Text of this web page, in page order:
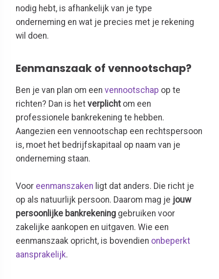
nodig hebt, is afhankelijk van je type
onderneming en wat je precies met je rekening
wil doen.
Eenmanszaak of vennootschap?
Ben je van plan om een vennootschap op te
richten? Dan is het verplicht om een
professionele bankrekening te hebben.
Aangezien een vennootschap een rechtspersoon
is, moet het bedrijfskapitaal op naam van je
onderneming staan.
Voor eenmanszaken ligt dat anders. Die richt je
op als natuurlijk persoon. Daarom mag je jouw
persoonlijke bankrekening gebruiken voor
zakelijke aankopen en uitgaven. Wie een
eenmanszaak opricht, is bovendien onbeperkt
aansprakelijk.